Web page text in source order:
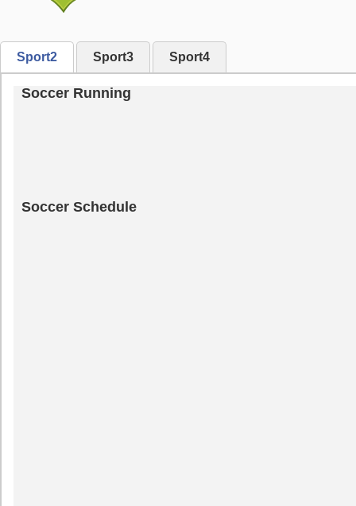
Sport2 Sport3 Sport4